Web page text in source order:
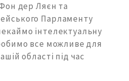
дер Ляєн та
Парламенту
інтелектуальну
все можливе для
області під час